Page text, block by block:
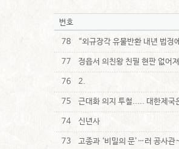
번호
78 “외규장각 유물반환 내년 법정
77 정읍서 의친왕 친필 현판 없어져
76 2.
75 근대화 의지 투철..... 대한제국
74 신년사
73 고종과 ‘비밀의 문’…러 공사